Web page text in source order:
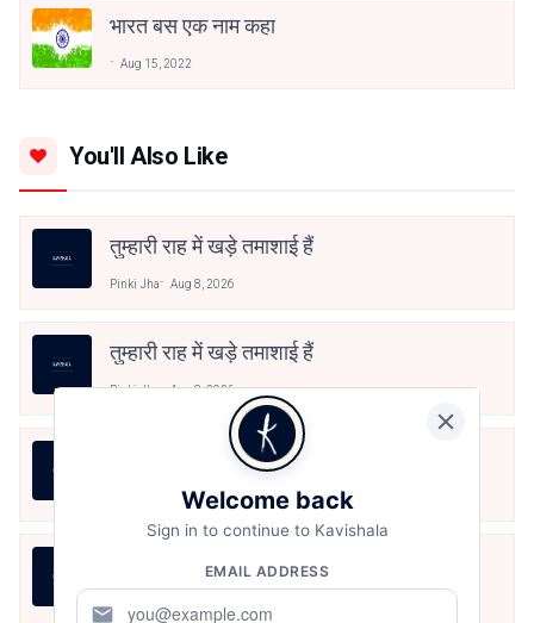
भारत बस एक नाम कहा
Aug 15, 2022
You'll Also Like
तुम्हारी राह में खड़े तमाशाई हैं
Pinki Jha Aug 8, 2026
तुम्हारी राह में खड़े तमाशाई हैं
Pinki Jha Aug 8, 2026
तुम्हारी राह में खड़े तमाशाई हैं
Aug 8, 2026
Welcome back
Sign in to continue to Kavishala
EMAIL ADDRESS
mail